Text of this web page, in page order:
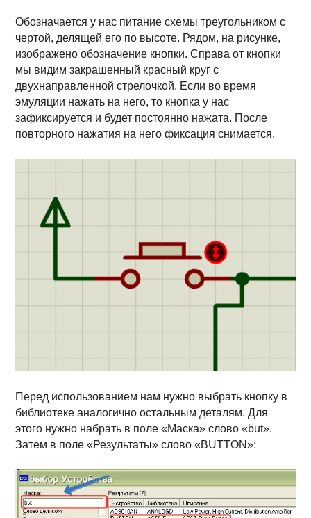
Обозначается у нас питание схемы треугольником с
чертой, делящей его по высоте. Рядом, на рисунке,
изображено обозначение кнопки. Справа от кнопки
мы видим закрашенный красный круг с
двухнаправленной стрелочкой. Если во время
эмуляции нажать на него, то кнопка у нас
зафиксируется и будет постоянно нажата. После
повторного нажатия на него фиксация снимается.
Перед использованием нам нужно выбрать кнопку в
библиотеке аналогично остальным деталям. Для
этого нужно набрать в поле «Маска» слово «but».
Затем в поле «Результаты» слово «BUTTON»: